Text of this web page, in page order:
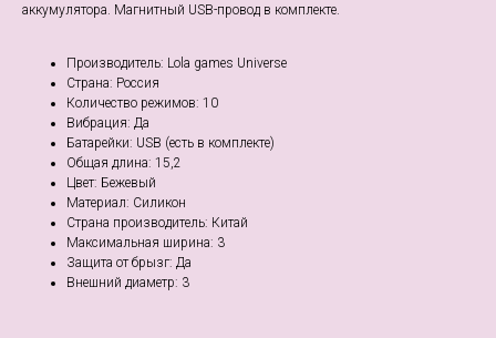
аккумулятора. Магнитный USB-провод в комплекте.
Производитель: Lola games Universe
Страна: Россия
Количество режимов: 10
Вибрация: Да
Батарейки: USB (есть в комплекте)
Общая длина: 15,2
Цвет: Бежевый
Материал: Cиликон
Страна производитель: Китай
Максимальная ширина: 3
Защита от брызг: Да
Внешний диаметр: 3